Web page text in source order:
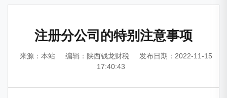
注册分公司的特别注意事项
来源：本站 编辑：陕西钱龙财税
发布日期：2022-11-15
17:40:43